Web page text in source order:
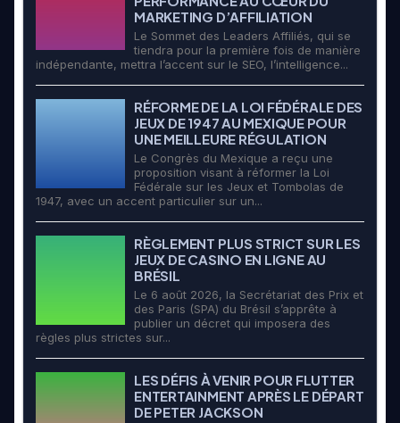
MARKETING D’AFFILIATION
Le Sommet des Leaders Affiliés, qui se
tiendra pour la première fois de manière
indépendante, mettra l’accent sur le SEO, l’intelligence...
RÉFORME DE LA LOI FÉDÉRALE DES
JEUX DE 1947 AU MEXIQUE POUR
UNE MEILLEURE RÉGULATION
Le Congrès du Mexique a reçu une
proposition visant à réformer la Loi
Fédérale sur les Jeux et Tombolas de
1947, avec un accent particulier sur un...
RÈGLEMENT PLUS STRICT SUR LES
JEUX DE CASINO EN LIGNE AU
BRÉSIL
Le 6 août 2026, la Secrétariat des Prix et
des Paris (SPA) du Brésil s’apprête à
publier un décret qui imposera des
règles plus strictes sur...
LES DÉFIS À VENIR POUR FLUTTER
ENTERTAINMENT APRÈS LE DÉPART
DE PETER JACKSON